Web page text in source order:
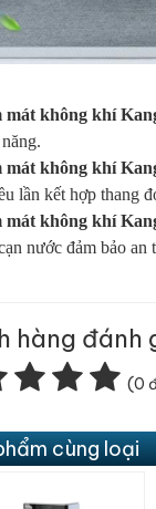
mát không khí
mát không khí
lần kết hợp thang
mát không khí
nước đảm bảo
hàng đánh
(0
cùng loại